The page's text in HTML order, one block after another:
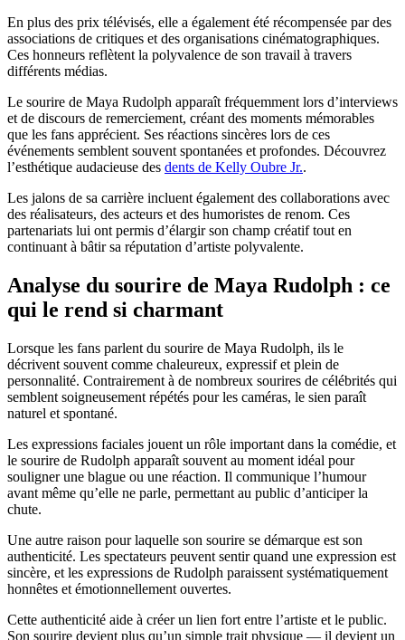
En plus des prix télévisés, elle a également été récompensée par des
associations de critiques et des organisations cinématographiques.
Ces honneurs reflètent la polyvalence de son travail à travers
différents médias.
Le sourire de Maya Rudolph apparaît fréquemment lors d’interviews
et de discours de remerciement, créant des moments mémorables
que les fans apprécient. Ses réactions sincères lors de ces
événements semblent souvent spontanées et profondes. Découvrez
l’esthétique audacieuse des dents de Kelly Oubre Jr..
Les jalons de sa carrière incluent également des collaborations avec
des réalisateurs, des acteurs et des humoristes de renom. Ces
partenariats lui ont permis d’élargir son champ créatif tout en
continuant à bâtir sa réputation d’artiste polyvalente.
Analyse du sourire de Maya Rudolph : ce
qui le rend si charmant
Lorsque les fans parlent du sourire de Maya Rudolph, ils le
décrivent souvent comme chaleureux, expressif et plein de
personnalité. Contrairement à de nombreux sourires de célébrités qui
semblent soigneusement répétés pour les caméras, le sien paraît
naturel et spontané.
Les expressions faciales jouent un rôle important dans la comédie, et
le sourire de Rudolph apparaît souvent au moment idéal pour
souligner une blague ou une réaction. Il communique l’humour
avant même qu’elle ne parle, permettant au public d’anticiper la
chute.
Une autre raison pour laquelle son sourire se démarque est son
authenticité. Les spectateurs peuvent sentir quand une expression est
sincère, et les expressions de Rudolph paraissent systématiquement
honnêtes et émotionnellement ouvertes.
Cette authenticité aide à créer un lien fort entre l’artiste et le public.
Son sourire devient plus qu’un simple trait physique — il devient un